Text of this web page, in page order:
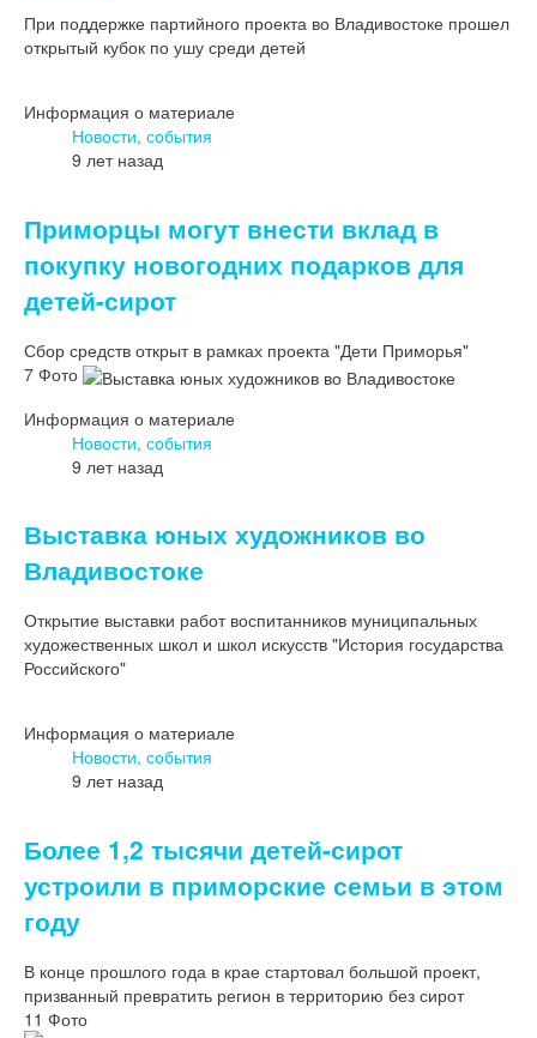
При поддержке партийного проекта во Владивостоке прошел
открытый кубок по ушу среди детей
Информация о материале
Новости, события
9 лет назад
Приморцы могут внести вклад в
покупку новогодних подарков для
детей-сирот
Сбор средств открыт в рамках проекта "Дети Приморья"
7 Фото
Информация о материале
Новости, события
9 лет назад
Выставка юных художников во
Владивостоке
Открытие выставки работ воспитанников муниципальных
художественных школ и школ искусств "История государства
Российского"
Информация о материале
Новости, события
9 лет назад
Более 1,2 тысячи детей-сирот
устроили в приморские семьи в этом
году
В конце прошлого года в крае стартовал большой проект,
призванный превратить регион в территорию без сирот
11 Фото